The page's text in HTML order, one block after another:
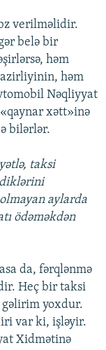
verilməlidir.
belə bir
həm
həm
Nəqliyyat
xətt»inə
bilərlər.
taksi
aylarda
ödəməkdən
da, fərqlənmə
Heç bir taksi
gəlirim yoxdur.
var ki, işləyir.
Xidmətinə